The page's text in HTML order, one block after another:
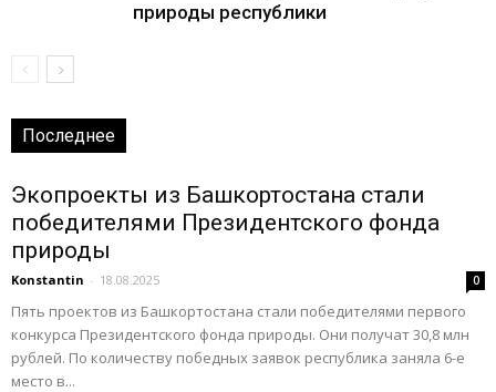
природы республики
Последнее
Экопроекты из Башкортостана стали
победителями Президентского фонда
природы
Konstantin - 18.08.2025 0
Пять проектов из Башкортостана стали победителями первого
конкурса Президентского фонда природы. Они получат 30,8 млн
рублей. По количеству победных заявок республика заняла 6-е
место в...